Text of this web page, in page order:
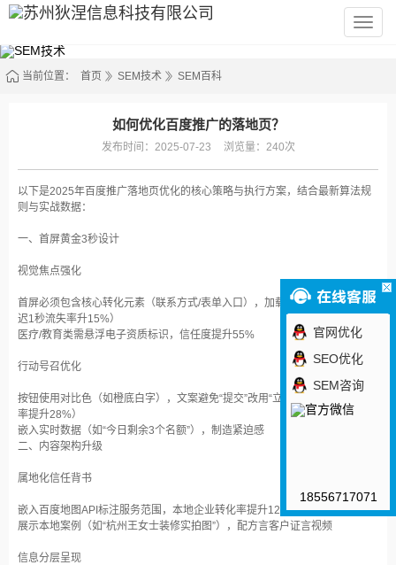
苏
州
当前位置： 首页 SEM技术 SEM百科
如何优化百度推广的落地页？
发布时间：2025-07-23 浏览量：240次
以下是2025年百度推广落地页优化的核心策略与执行方案，结合最新算法规
则与实战数据：
一、首屏黄金3秒设计
视觉焦点强化‌
首屏必须包含核心转化元素（联系方式/表单入口），加载速度需≤1.5秒（延
迟1秒流失率升15%）‌
医疗/教育类需悬浮电子资质标识，信任度提升55%‌
行动号召优化‌
按钮使用对比色（如橙底白字），文案避免“提交”改用“立即领取报价”（点击
率提升28%）‌
嵌入实时数据（如“今日剩余3个名额”），制造紧迫感‌
二、内容架构升级
属地化信任背书‌
嵌入百度地图API标注服务范围，本地企业转化率提升120%‌
展示本地案例（如“杭州王女士装修实拍图”），配方言客户证言视频‌
信息分层呈现‌
官网优化
SEO优化
SEM咨询
18556717071